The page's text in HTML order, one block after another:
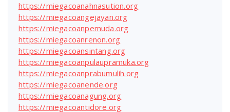
https://miegacoanahnasution.org
https://miegacoangejayan.org
https://miegacoanpemuda.org
https://miegacoanrenon.org
https://miegacoansintang.org
https://miegacoanpulaupramuka.org
https://miegacoanprabumulih.org
https://miegacoanende.org
https://miegacoanagung.org
https://miegacoantidore.org